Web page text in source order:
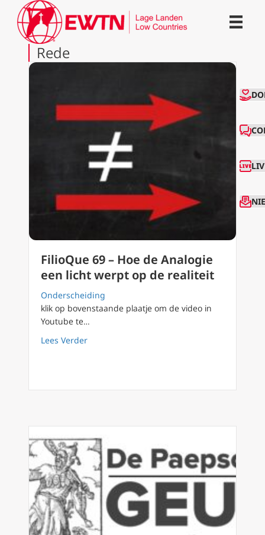
Rede
FilioQue 69 – Hoe de Analogie
een licht werpt op de realiteit
Onderscheiding
klik op bovenstaande plaatje om de video in
Youtube te…
Lees Verderabout FilioQue 69 – Hoe de Analogie een